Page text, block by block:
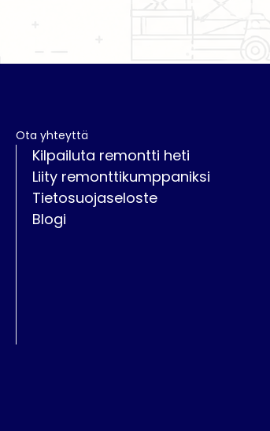
Ota yhteyttä
Kilpailuta remontti heti
Liity remonttikumppaniksi
Tietosuojaseloste
Blogi